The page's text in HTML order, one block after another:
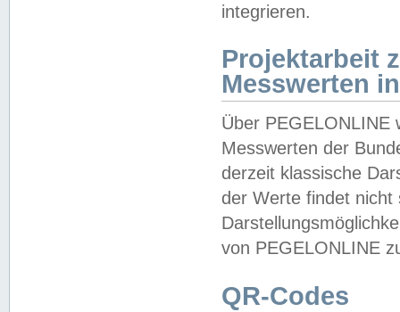
integrieren.
Projektarbeit
Messwerten
Über PEGELONLINE
Messwerten der
derzeit klassische
der Werte findet
von PEGELONLINE
QR-Codes